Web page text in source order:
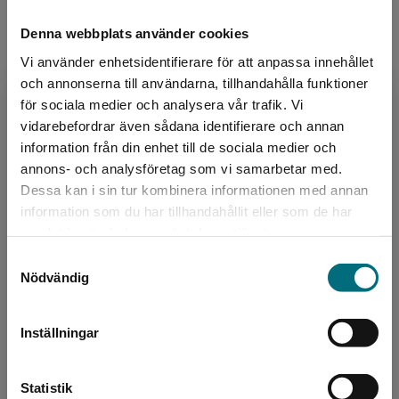
Denna webbplats använder cookies
Vi använder enhetsidentifierare för att anpassa innehållet
och annonserna till användarna, tillhandahålla funktioner
för sociala medier och analysera vår trafik. Vi
vidarebefordrar även sådana identifierare och annan
information från din enhet till de sociala medier och
annons- och analysföretag som vi samarbetar med.
Dessa kan i sin tur kombinera informationen med annan
information som du har tillhandahållit eller som de har
Nödvändig
Inställningar
Statistik
Begränsad fraktregion
Det verkar som att du besöker
Sverige. För att kunna slutföra ett köp måste
Upphovspersoner
Niklas Lindblad är född 1965 och har arbetat
med grafisk form i över 35 år. De senaste 20
bokomslag ...